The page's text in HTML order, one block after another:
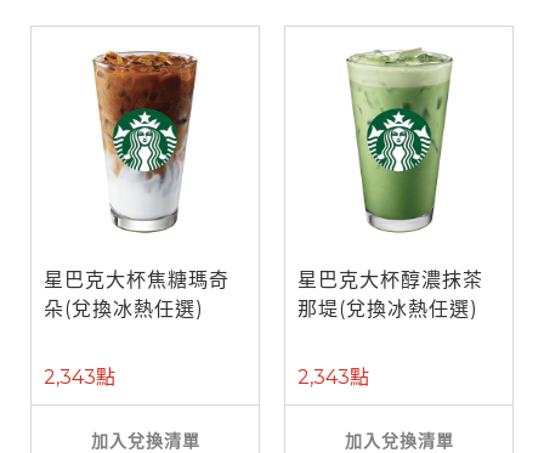
星巴克大杯焦糖瑪奇
朵(兌換冰熱任選)
2,343點
加入兌換清單
星巴克大杯醇濃抹茶
那堤(兌換冰熱任選)
2,343點
加入兌換清單